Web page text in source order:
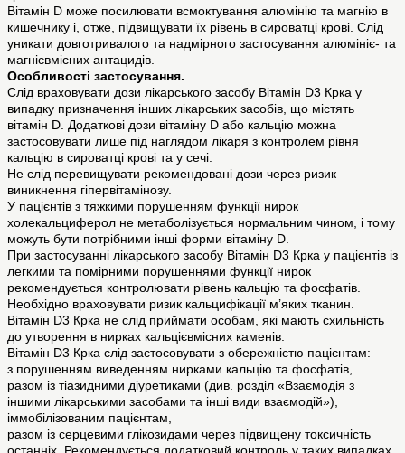
Вітамін D може посилювати всмоктування алюмінію та магнію в
кишечнику і, отже, підвищувати їх рівень в сироватці крові. Слід
уникати довготривалого та надмірного застосування алюмініє- та
магнієвмісних антацидів.
Особливості застосування.
Слід враховувати дози лікарського засобу Вітамін D3 Крка у
випадку призначення інших лікарських засобів, що містять
вітамін D. Додаткові дози вітаміну D або кальцію можна
застосовувати лише під наглядом лікаря з контролем рівня
кальцію в сироватці крові та у сечі.
Не слід перевищувати рекомендовані дози через ризик
виникнення гіпервітамінозу.
У пацієнтів з тяжкими порушенням функції нирок
холекальциферол не метаболізується нормальним чином, і тому
можуть бути потрібними інші форми вітаміну D.
При застосуванні лікарського засобу Вітамін D3 Крка у пацієнтів із
легкими та помірними порушеннями функції нирок
рекомендується контролювати рівень кальцію та фосфатів.
Необхідно враховувати ризик кальцифікації м’яких тканин.
Вітамін D3 Крка не слід приймати особам, які мають схильність
до утворення в нирках кальцієвмісних каменів.
Вітамін D3 Крка слід застосовувати з обережністю пацієнтам:
з порушенням виведенням нирками кальцію та фосфатів,
разом із тіазидними діуретиками (див. розділ «Взаємодія з
іншими лікарськими засобами та інші види взаємодій»),
іммобілізованим пацієнтам,
разом із серцевими глікозидами через підвищену токсичність